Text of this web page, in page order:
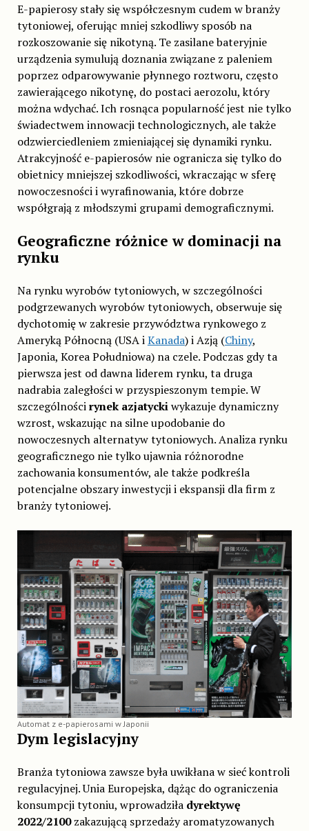
E-papierosy stały się współczesnym cudem w branży
tytoniowej, oferując mniej szkodliwy sposób na
rozkoszowanie się nikotyną. Te zasilane bateryjnie
urządzenia symulują doznania związane z paleniem
poprzez odparowywanie płynnego roztworu, często
zawierającego nikotynę, do postaci aerozolu, który
można wdychać. Ich rosnąca popularność jest nie tylko
świadectwem innowacji technologicznych, ale także
odzwierciedleniem zmieniającej się dynamiki rynku.
Atrakcyjność e-papierosów nie ogranicza się tylko do
obietnicy mniejszej szkodliwości, wkraczając w sferę
nowoczesności i wyrafinowania, które dobrze
współgrają z młodszymi grupami demograficznymi.
Geograficzne różnice w dominacji na
rynku
Na rynku wyrobów tytoniowych, w szczególności
podgrzewanych wyrobów tytoniowych, obserwuje się
dychotomię w zakresie przywództwa rynkowego z
Ameryką Północną (USA iKanada) i Azją (Chiny,
Japonia, Korea Południowa) na czele. Podczas gdy ta
pierwsza jest od dawna liderem rynku, ta druga
nadrabia zaległości w przyspieszonym tempie. W
szczególnościrynek azjatyckiwykazuje dynamiczny
wzrost, wskazując na silne upodobanie do
nowoczesnych alternatyw tytoniowych. Analiza rynku
geograficznego nie tylko ujawnia różnorodne
zachowania konsumentów, ale także podkreśla
potencjalne obszary inwestycji i ekspansji dla firm z
branży tytoniowej.
Automat z e-papierosami w Japonii
Dym legislacyjny
Branża tytoniowa zawsze była uwikłana w sieć kontroli
regulacyjnej. Unia Europejska, dążąc do ograniczenia
konsumpcji tytoniu, wprowadziła dyrektywę
2022/2100zakazującą sprzedaży aromatyzowanych